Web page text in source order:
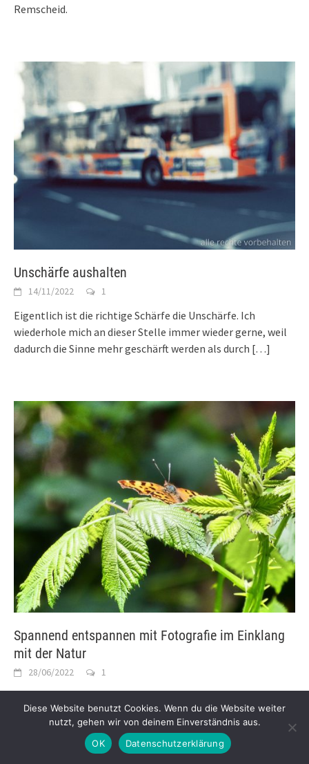
Remscheid.
Unschärfe aushalten
14/11/2022 1
Eigentlich ist die richtige Schärfe die Unschärfe. Ich
wiederhole mich an dieser Stelle immer wieder gerne, weil
dadurch die Sinne mehr geschärft werden als durch […]
Spannend entspannen mit Fotografie im Einklang
mit der Natur
28/06/2022 1
entlegensten Orte besuchen und dort die Fotos machen,
die hinterher medial zu sehen sind. […]
Diese Website benutzt Cookies. Wenn du die Website weiter
nutzt, gehen wir von deinem Einverständnis aus.
OK
Datenschutzerklärung